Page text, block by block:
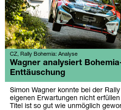
CZ, Rally Bohemia: Analyse
Wagner analysiert
Enttäuschung
Simon Wagner konnte bei der
eigenen Erwartungen nicht
Titel ist so gut wie unmöglich